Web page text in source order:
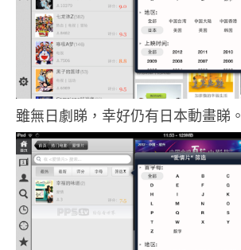
雖無日劇睇，幸好仍有日本動畫睇。